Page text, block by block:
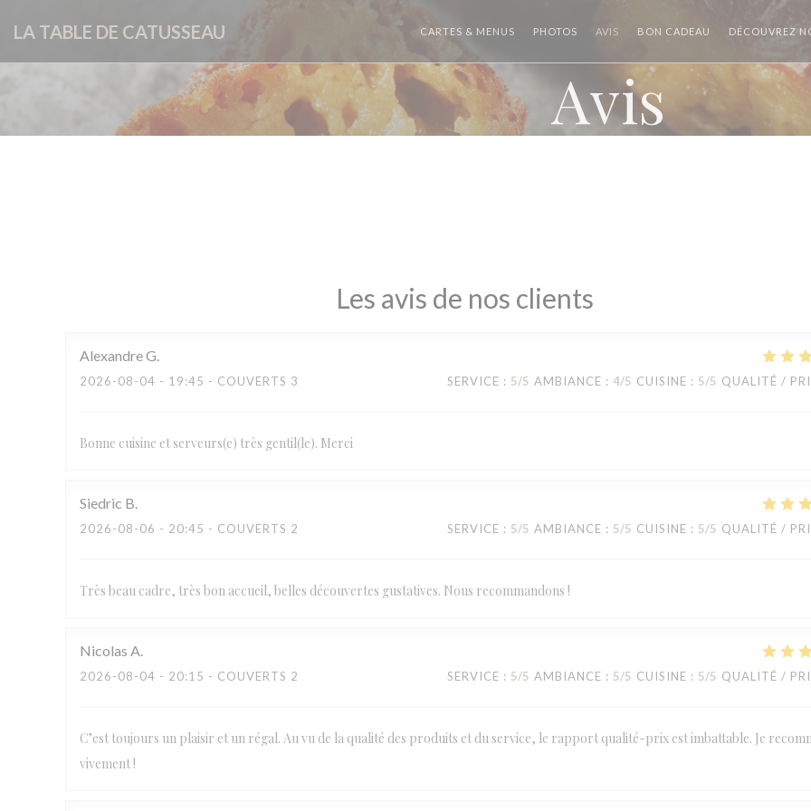
LA TABLE DE CATUSSEAU CARTES & MENUS PHOTOS AVIS BON CADEAU ((OUVRE UNE
DÉCOUVREZ
Avis
Les avis de nos clients
AlexandreG
2026-08-04 - 19:45 - COUVERTS 3 SERVICE : 5/5 AMBIANCE : 4/5 CUISINE : 5/5 QUALITÉ /
Bonne cuisine et serveurs(e) très gentil(le). Merci
Siedric B
2026-08-06 - 20:45 - COUVERTS 2 SERVICE : 5/5 AMBIANCE : 5/5 CUISINE : 5/5 QUALITÉ /
Très beau cadre, très bon accueil, belles découvertes gustatives. Nous recommandons !
Nicolas A
2026-08-04 - 20:15 - COUVERTS 2 SERVICE : 5/5 AMBIANCE : 5/5 CUISINE : 5/5 QUALITÉ /
C’est toujours un plaisir et un régal. Au vu de la qualité des produits et du service, le rapport qualité-prix est imbattable. Je
vivement !